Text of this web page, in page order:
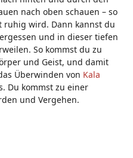
nach oben schauen – so
ruhig wird. Dann kannst du
und in dieser tiefen
So kommst du zu
und Geist, und damit
Überwinden von Kala
Du kommst zu einer
und Vergehen.